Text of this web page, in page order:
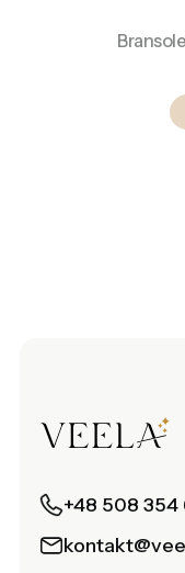
+48 508 354